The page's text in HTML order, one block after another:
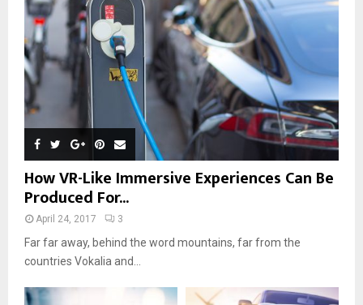
How VR-Like Immersive Experiences Can Be
Produced For...
April 24, 2017 3
Far far away, behind the word mountains, far from the
countries Vokalia and...